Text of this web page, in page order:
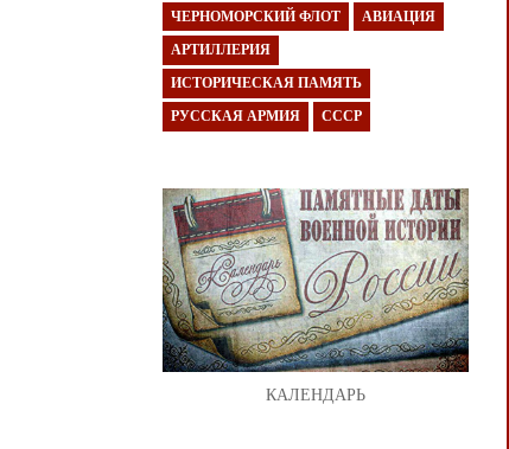
ЧЕРНОМОРСКИЙ ФЛОТ АВИАЦИЯ
АРТИЛЛЕРИЯ
ИСТОРИЧЕСКАЯ ПАМЯТЬ
РУССКАЯ АРМИЯ СССР
КАЛЕНДАРЬ